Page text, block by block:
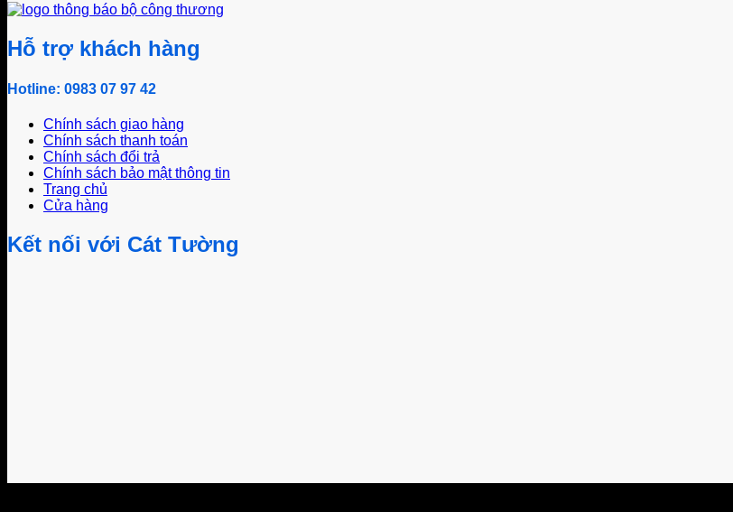
Hỗ trợ khách hàng
Hotline: 0983 07 97 42
Chính sách giao hàng
Chính sách thanh toán
Chính sách đổi trả
Chính sách bảo mật thông tin
Trang chủ
Cửa hàng
Kết nối với Cát Tường